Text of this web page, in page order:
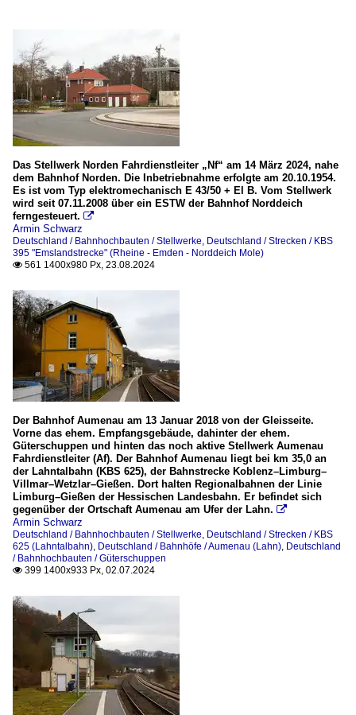
Das Stellwerk Norden Fahrdienstleiter „Nf“ am 14 März 2024, nahe
dem Bahnhof Norden. Die Inbetriebnahme erfolgte am 20.10.1954.
Es ist vom Typ elektromechanisch E 43/50 + El B. Vom Stellwerk
wird seit 07.11.2008 über ein ESTW der Bahnhof Norddeich
ferngesteuert. 
Armin Schwarz
Deutschland / Bahnhochbauten / Stellwerke, Deutschland / Strecken / KBS
395 "Emslandstrecke" (Rheine - Emden - Norddeich Mole)
 561 1400x980 Px, 23.08.2024
Der Bahnhof Aumenau am 13 Januar 2018 von der Gleisseite.
Vorne das ehem. Empfangsgebäude, dahinter der ehem.
Güterschuppen und hinten das noch aktive Stellwerk Aumenau
Fahrdienstleiter (Af). Der Bahnhof Aumenau liegt bei km 35,0 an
der Lahntalbahn (KBS 625), der Bahnstrecke Koblenz–Limburg–
Villmar–Wetzlar–Gießen. Dort halten Regionalbahnen der Linie
Limburg–Gießen der Hessischen Landesbahn. Er befindet sich
gegenüber der Ortschaft Aumenau am Ufer der Lahn. 
Armin Schwarz
Deutschland / Bahnhochbauten / Stellwerke, Deutschland / Strecken / KBS
625 (Lahntalbahn), Deutschland / Bahnhöfe / Aumenau (Lahn), Deutschland
/ Bahnhochbauten / Güterschuppen
 399 1400x933 Px, 02.07.2024